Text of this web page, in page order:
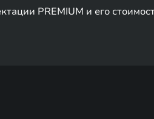
PREMIUM и его